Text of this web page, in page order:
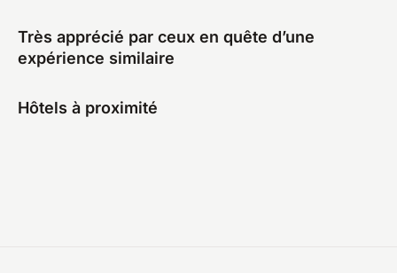
Très apprécié par ceux en quête d’une
expérience similaire
Hôtels à proximité